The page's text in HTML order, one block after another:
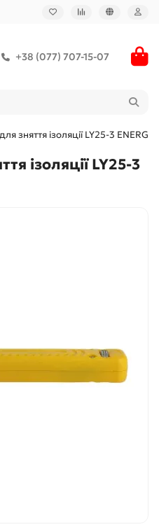
+38 (077) 707-15-07
зняття ізоляції LY25-3 ENERGIO
ізоляції LY25-3